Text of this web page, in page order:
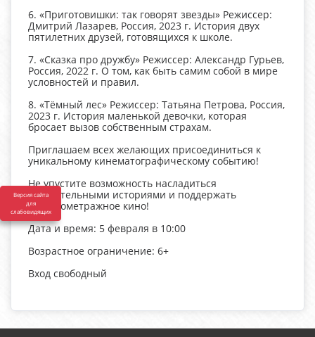
Версия сайта
для
слабовидящих
6. «Приготовишки: так говорят звезды» Режиссер:
Дмитрий Лазарев, Россия, 2023 г. История двух
пятилетних друзей, готовящихся к школе.
7. «Сказка про дружбу» Режиссер: Александр Гурьев,
Россия, 2022 г. О том, как быть самим собой в мире
условностей и правил.
8. «Тёмный лес» Режиссер: Татьяна Петрова, Россия,
2023 г. История маленькой девочки, которая
бросает вызов собственным страхам.
Приглашаем всех желающих присоединиться к
уникальному кинематографическому событию!
Не упустите возможность насладиться
увлекательными историями и поддержать
короткометражное кино!
Дата и время: 5 февраля в 10:00
Возрастное ограничение: 6+
Вход свободный